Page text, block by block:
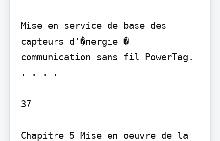
Mise en service de base des
capteurs d'�nergie �
communication sans fil PowerTag.
. . . .
37
Chapitre 5 Mise en oeuvre de la